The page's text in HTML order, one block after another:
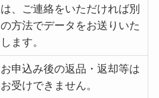
は、ご連絡をいただければ別
の方法でデータをお送りいた
します。
お申込み後の返品・返却等は
お受けできません。